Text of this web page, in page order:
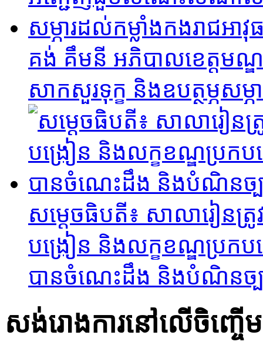
គង់ គឹមនី អភិបាលខេត្ត
សាកសួរទុក្ខ និងឧបត្ថម្ភសម្ភ
សម្ដេចធិបតី​៖ សាលារៀនត្
បង្រៀន និងលក្ខខណ្ឌប្រក
បានចំណេះដឹង និងបំណិនច្
សង់រោង​ការ​នៅ​លើ​ចិញ្ចើម​